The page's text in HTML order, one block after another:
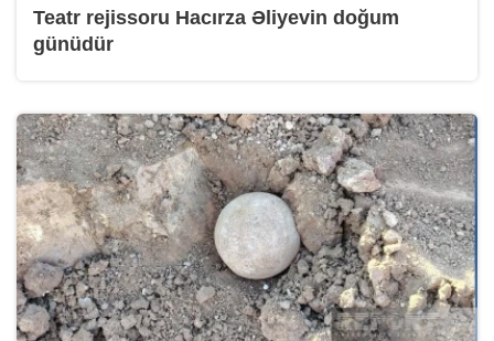
Teatr rejissoru Hacırza Əliyevin doğum
günüdür